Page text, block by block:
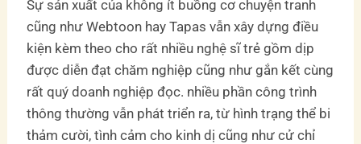
Sự sản xuất của không ít buồng cơ chuyện tranh
cũng như Webtoon hay Tapas vẫn xây dựng điều
kiện kèm theo cho rất nhiều nghệ sĩ trẻ gồm dịp
được diễn đạt chăm nghiệp cũng như gắn kết cùng
rất quý doanh nghiệp đọc. nhiều phần công trình
thông thường vẫn phát triển ra, từ hình trạng thể bi
thảm cười, tình cảm cho kinh dị cũng như cử chỉ